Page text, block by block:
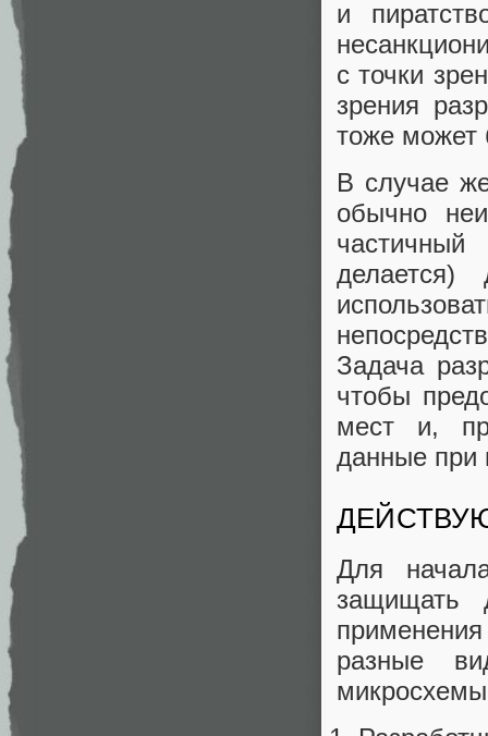
и
с точки
зрения
тоже может
В случае
обычно
Задача
чтобы
мест и,
данные при
Для
защищать
разные